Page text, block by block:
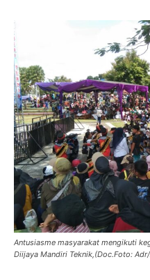
Antusiasme masyarakat mengikuti
Diijaya Mandiri Teknik,(Doc.Foto: Adr/